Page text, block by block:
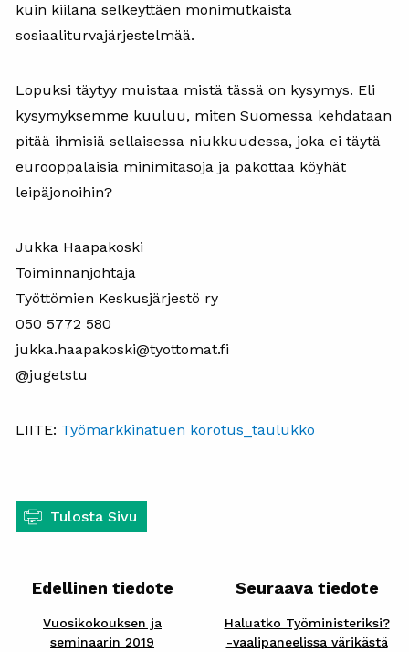
kuin kiilana selkeyttäen monimutkaista
sosiaaliturvajärjestelmää.
Lopuksi täytyy muistaa mistä tässä on kysymys. Eli
kysymyksemme kuuluu, miten Suomessa kehdataan
pitää ihmisiä sellaisessa niukkuudessa, joka ei täytä
eurooppalaisia minimitasoja ja pakottaa köyhät
leipäjonoihin?
Jukka Haapakoski
Toiminnanjohtaja
Työttömien Keskusjärjestö ry
050 5772 580
jukka.haapakoski@tyottomat.fi
@jugetstu
LIITE: Työmarkkinatuen korotus_taulukko
Tulosta Sivu
Edellinen tiedote
Vuosikokouksen ja
seminaarin 2019
Seuraava tiedote
Haluatko Työministeriksi?
-vaalipaneelissa värikästä